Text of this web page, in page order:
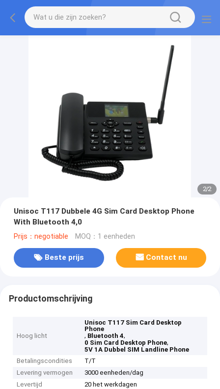
2/2
Unisoc T117 Dubbele 4G Sim Card Desktop Phone
With Bluetooth 4,0
Prijs：negotiable MOQ：1 eenheden
Beste prijs Contact nu
Productomschrijving
Hoog licht
Unisoc T117 Sim Card Desktop
Phone
, Bluetooth 4,
0 Sim Card Desktop Phone,
5V 1A Dubbel SIM Landline Phone
Betalingscondities
T/T
Levering vermogen
3000 eenheden/dag
Levertijd
20 het werkdagen